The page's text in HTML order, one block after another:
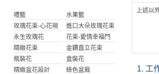
禮籃
水果籃
玫瑰花束-心花現
進口大朵玫瑰花束
永生玫瑰花
花束-愛情幸福門
精緻花束
金鑽直立花束
瓶裝花
盒裝花
精緻盆花設計
綠色盆栽
上述以
1. 工